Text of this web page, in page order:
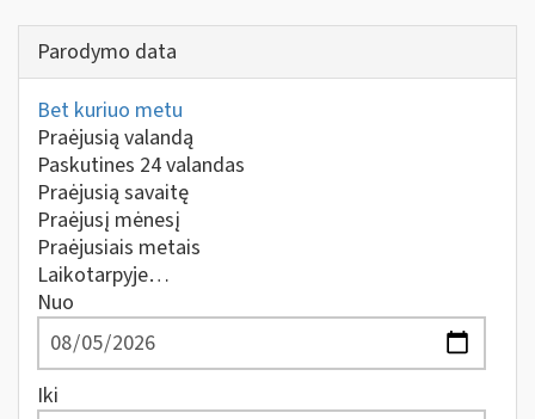
Parodymo data
Bet kuriuo metu
Praėjusią valandą
Paskutines 24 valandas
Praėjusią savaitę
Praėjusį mėnesį
Praėjusiais metais
Laikotarpyje…
Nuo
Iki